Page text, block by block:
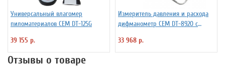
Универсальный влагомер
пиломатериалов СЕМ DT-125G
39 155 р.
Измеритель давления и расхода
дифманометр СЕМ DT-8920 с
33 968 р.
Отзывы о товаре